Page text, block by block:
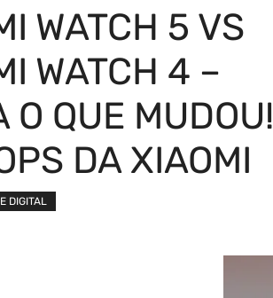
WATCH 5 VS
WATCH 4 –
O QUE MUDOU!
DA XIAOMI
DIGITAL